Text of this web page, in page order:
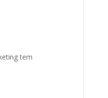
tem
para a revitalização das ações de